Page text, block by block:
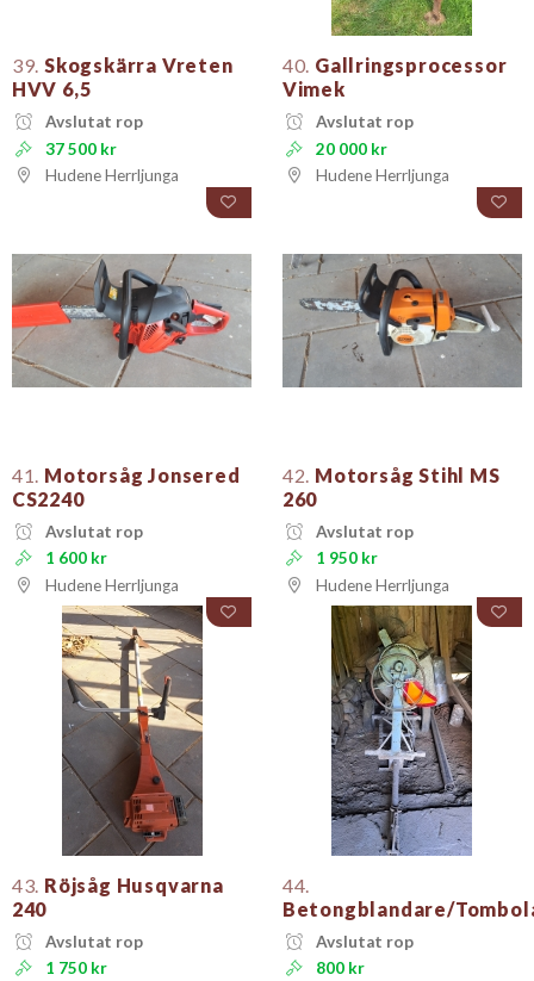
39. Skogskärra Vreten
HVV 6,5
Avslutat rop
37 500 kr
Hudene Herrljunga
40. Gallringsprocessor
Vimek
Avslutat rop
20 000 kr
Hudene Herrljunga
41. Motorsåg Jonsered
CS2240
Avslutat rop
1 600 kr
Hudene Herrljunga
42. Motorsåg Stihl MS
260
Avslutat rop
1 950 kr
Hudene Herrljunga
43. Röjsåg Husqvarna
240
Avslutat rop
1 750 kr
44.
Betongblandare/
Avslutat rop
800 kr